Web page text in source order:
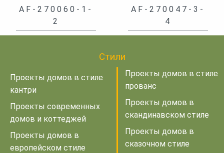
AF-270060-1-
2
AF-270047-3-
4
Стили
Проекты домов в стиле
кантри
Проекты современных
домов и коттеджей
Проекты домов в
европейском стиле
Проекты домов в стиле
прованс
Проекты домов в
скандинавском стиле
Проекты домов в
сказочном стиле